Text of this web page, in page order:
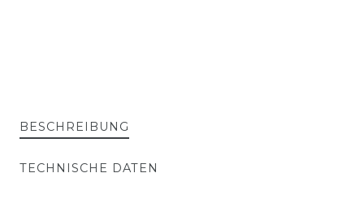
BESCHREIBUNG
TECHNISCHE DATEN